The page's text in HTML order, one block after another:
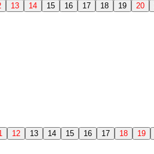
13 14 15 16 17 18 19 20
12 13 14 15 16 17 18 19